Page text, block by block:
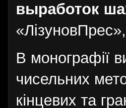
выработок
В монографії
чисельних
кінцевих та